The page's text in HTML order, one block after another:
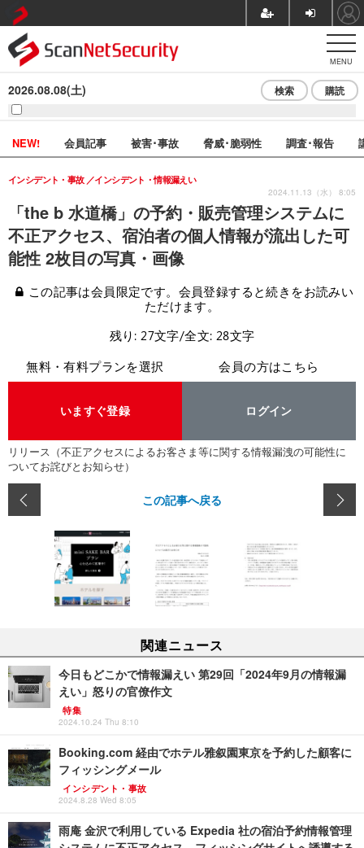
MENU
2026.08.08(土) 検索 購読
NEW! 会員記事 被害･事故 脅威･脆弱性 調査･報告
「the b 水道橋」の予約・販売管理システムに
不正アクセス、宿泊者の個人情報が流出した可
能性 2枚目の写真・画像
インシデント・事故 インシデント・情報漏えい
2024.11.13（水） 8:05
この記事は会員限定です。会員登録すると続きをお読みい
ただけます。
残り: 27文字/全文: 28文字
無料・有料プランを選択
いますぐ登録
会員の方はこちら
ログイン
リリース（不正アクセスによるお客さま等に関する情報漏洩の可能性に
ついてお詫びとお知らせ）
この記事へ戻る
関連ニュース
今日もどこかで情報漏えい 第29回「2024年9月の情報漏
えい」怒りの官僚作文
特集
2024.10.24 Thu 8:10
Booking.com 経由でホテル雅叙園東京を予約した顧客に
フィッシングメール
インシデント・事故
2024.8.28 Wed 8:05
雨庵 金沢で利用している Expedia 社の宿泊予約情報管理